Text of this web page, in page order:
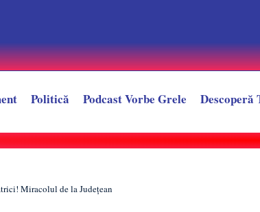
Politică Podcast Vorbe Grele Descoperă
Tik-Tok-ului”, reținut după un LIVE controversat.
Miracolul de la Județean